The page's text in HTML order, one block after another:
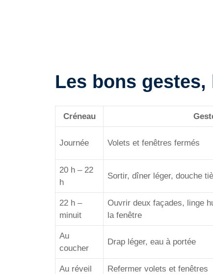
Les bons gestes,
Créneau
Journée Volets et fenêtres fermés
20 h – 22
h
Sortir, dîner léger, douche
22 h –
minuit
Ouvrir deux façades, linge
la fenêtre
Au
coucher
Drap léger, eau à portée
Au réveil Refermer volets et fenêtres